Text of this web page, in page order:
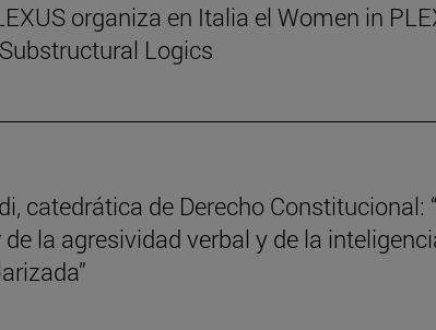
organiza en Italia el Women in
Logics
catedrática de Derecho Constitucional:
la agresividad verbal y de la